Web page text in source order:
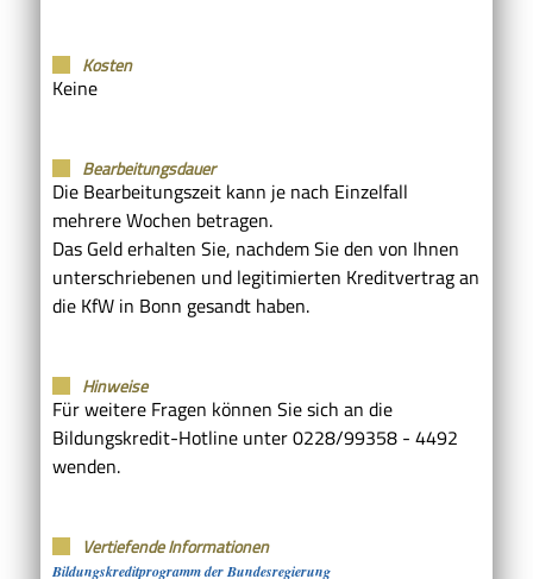
Kosten
Keine
Bearbeitungsdauer
Die Bearbeitungszeit kann je nach Einzelfall
mehrere Wochen betragen.
Das Geld erhalten Sie, nachdem Sie den von Ihnen
unterschriebenen und legitimierten Kreditvertrag an
die KfW in Bonn gesandt haben.
Hinweise
Für weitere Fragen können Sie sich an die
Bildungskredit-Hotline unter 0228/99358 - 4492
wenden.
Vertiefende Informationen
Bildungskreditprogramm der Bundesregierung